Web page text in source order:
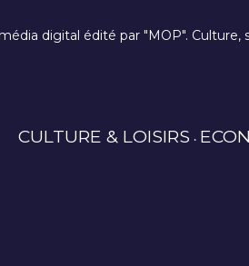
digital édité par "MOP". Culture,
CULTURE & LOISIRS